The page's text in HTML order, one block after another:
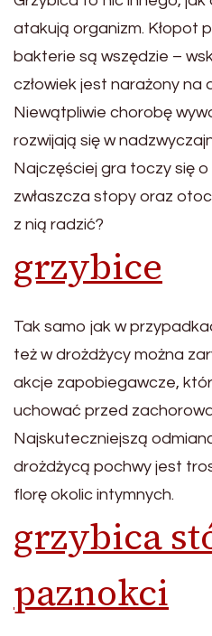
atakują organizm. Kłopot
bakterie są wszędzie –
człowiek jest narażony na
Niewątpliwie chorobę
rozwijają się w
Najczęściej gra toczy się
zwłaszcza stopy oraz
z nią radzić?
grzybice
Tak samo jak w
też w drożdżycy można
akcje zapobiegawcze,
uchować przed
Najskuteczniejszą
drożdżycą pochwy jest
florę okolic intymnych.
grzybica
paznokci